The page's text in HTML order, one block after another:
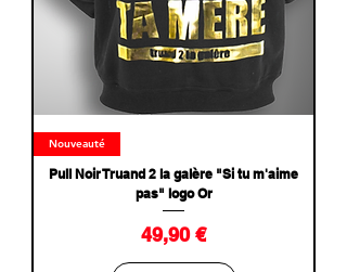
Nouveauté
Pull Noir Truand 2 la galère "Si tu m'aime
pas" logo Or
Prix
49,90 €